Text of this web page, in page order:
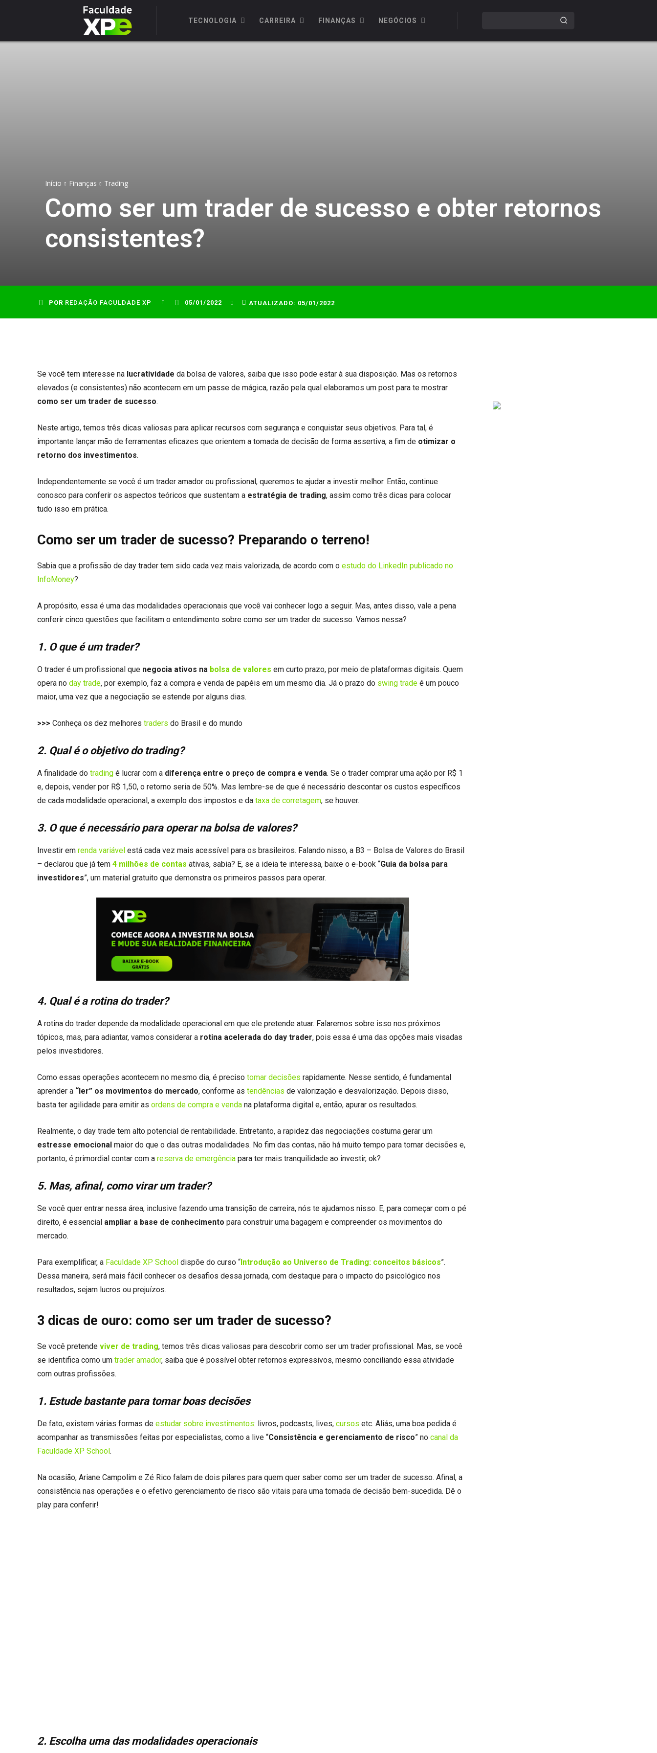
TECNOLOGIA CARREIRA FINANÇAS NEGÓCIOS
Início Finanças Trading
Como ser um trader de sucesso e obter retornos
consistentes?
POR REDAÇÃO FACULDADE XP 05/01/2022 ATUALIZADO: 05/01/2022
Se você tem interesse na lucratividade da bolsa de valores, saiba que isso pode estar à sua disposição. Mas os retornos
elevados (e consistentes) não acontecem em um passe de mágica, razão pela qual elaboramos um post para te mostrar
como ser um trader de sucesso.
Neste artigo, temos três dicas valiosas para aplicar recursos com segurança e conquistar seus objetivos. Para tal, é
importante lançar mão de ferramentas eficazes que orientem a tomada de decisão de forma assertiva, a fim de otimizar o
retorno dos investimentos.
Independentemente se você é um trader amador ou profissional, queremos te ajudar a investir melhor. Então, continue
conosco para conferir os aspectos teóricos que sustentam a estratégia de trading, assim como três dicas para colocar
tudo isso em prática.
Como ser um trader de sucesso? Preparando o terreno!
Sabia que a profissão de day trader tem sido cada vez mais valorizada, de acordo com o estudo do LinkedIn publicado no
InfoMoney?
A propósito, essa é uma das modalidades operacionais que você vai conhecer logo a seguir. Mas, antes disso, vale a pena
conferir cinco questões que facilitam o entendimento sobre como ser um trader de sucesso. Vamos nessa?
1. O que é um trader?
O trader é um profissional que negocia ativos na bolsa de valores em curto prazo, por meio de plataformas digitais. Quem
opera no day trade, por exemplo, faz a compra e venda de papéis em um mesmo dia. Já o prazo do swing trade é um pouco
maior, uma vez que a negociação se estende por alguns dias.
>>> Conheça os dez melhores traders do Brasil e do mundo
2. Qual é o objetivo do trading?
A finalidade do trading é lucrar com a diferença entre o preço de compra e venda. Se o trader comprar uma ação por R$ 1
e, depois, vender por R$ 1,50, o retorno seria de 50%. Mas lembre-se de que é necessário descontar os custos específicos
de cada modalidade operacional, a exemplo dos impostos e da taxa de corretagem, se houver.
3. O que é necessário para operar na bolsa de valores?
Investir em renda variável está cada vez mais acessível para os brasileiros. Falando nisso, a B3 – Bolsa de Valores do Brasil
– declarou que já tem 4 milhões de contas ativas, sabia? E, se a ideia te interessa, baixe o e-book “Guia da bolsa para
investidores”, um material gratuito que demonstra os primeiros passos para operar.
4. Qual é a rotina do trader?
A rotina do trader depende da modalidade operacional em que ele pretende atuar. Falaremos sobre isso nos próximos
tópicos, mas, para adiantar, vamos considerar a rotina acelerada do day trader, pois essa é uma das opções mais visadas
pelos investidores.
Como essas operações acontecem no mesmo dia, é preciso tomar decisões rapidamente. Nesse sentido, é fundamental
aprender a “ler” os movimentos do mercado, conforme as tendências de valorização e desvalorização. Depois disso,
basta ter agilidade para emitir as ordens de compra e venda na plataforma digital e, então, apurar os resultados.
Realmente, o day trade tem alto potencial de rentabilidade. Entretanto, a rapidez das negociações costuma gerar um
estresse emocional maior do que o das outras modalidades. No fim das contas, não há muito tempo para tomar decisões e,
portanto, é primordial contar com a reserva de emergência para ter mais tranquilidade ao investir, ok?
5. Mas, afinal, como virar um trader?
Se você quer entrar nessa área, inclusive fazendo uma transição de carreira, nós te ajudamos nisso. E, para começar com o pé
direito, é essencial ampliar a base de conhecimento para construir uma bagagem e compreender os movimentos do
mercado.
Para exemplificar, a Faculdade XP School dispõe do curso “ Introdução ao Universo de Trading: conceitos básicos”.
Dessa maneira, será mais fácil conhecer os desafios dessa jornada, com destaque para o impacto do psicológico nos
resultados, sejam lucros ou prejuízos.
3 dicas de ouro: como ser um trader de sucesso?
Se você pretende viver de trading, temos três dicas valiosas para descobrir como ser um trader profissional. Mas, se você
se identifica como um trader amador, saiba que é possível obter retornos expressivos, mesmo conciliando essa atividade
com outras profissões.
1. Estude bastante para tomar boas decisões
De fato, existem várias formas de estudar sobre investimentos: livros, podcasts, lives, cursos etc. Aliás, uma boa pedida é
acompanhar as transmissões feitas por especialistas, como a live “Consistência e gerenciamento de risco” no canal da
Faculdade XP School .
Na ocasião, Ariane Campolim e Zé Rico falam de dois pilares para quem quer saber como ser um trader de sucesso. Afinal, a
consistência nas operações e o efetivo gerenciamento de risco são vitais para uma tomada de decisão bem-sucedida. Dê o
play para conferir!
2. Escolha uma das modalidades operacionais